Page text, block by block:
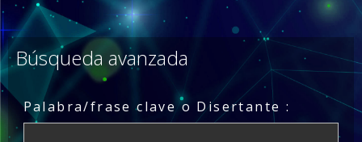
Búsqueda avanzada
Palabra/frase clave o Disertante :